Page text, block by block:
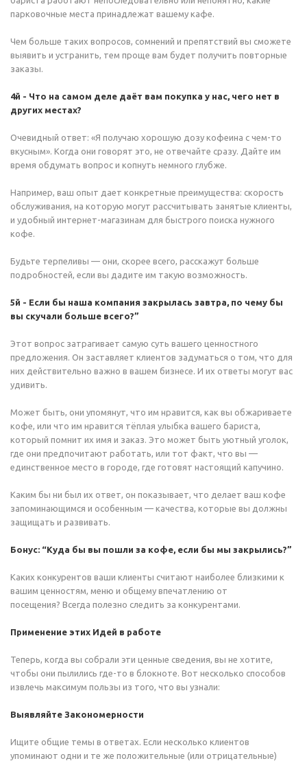
парковочные места принадлежат вашему кафе.
Чем больше таких вопросов, сомнений и препятствий вы сможете
выявить и устранить, тем проще вам будет получить повторные
заказы.
4й - Что на самом деле даёт вам покупка у нас, чего нет в
других местах?
Очевидный ответ: «Я получаю хорошую дозу кофеина с чем-то
вкусным». Когда они говорят это, не отвечайте сразу. Дайте им
время обдумать вопрос и копнуть немного глубже.
Например, ваш опыт дает конкретные преимущества: скорость
обслуживания, на которую могут рассчитывать занятые клиенты,
и удобный интернет-магазинам для быстрого поиска нужного
кофе.
Будьте терпеливы — они, скорее всего, расскажут больше
подробностей, если вы дадите им такую возможность.
5й - Если бы наша компания закрылась завтра, по чему бы
вы скучали больше всего?”
Этот вопрос затрагивает самую суть вашего ценностного
предложения. Он заставляет клиентов задуматься о том, что для
них действительно важно в вашем бизнесе. И их ответы могут вас
удивить.
Может быть, они упомянут, что им нравится, как вы обжариваете
кофе, или что им нравится тёплая улыбка вашего бариста,
который помнит их имя и заказ. Это может быть уютный уголок,
где они предпочитают работать, или тот факт, что вы —
единственное место в городе, где готовят настоящий капучино.
Каким бы ни был их ответ, он показывает, что делает ваш кофе
запоминающимся и особенным — качества, которые вы должны
защищать и развивать.
Бонус: “Куда бы вы пошли за кофе, если бы мы закрылись?”
Каких конкурентов ваши клиенты считают наиболее близкими к
вашим ценностям, меню и общему впечатлению от
посещения? Всегда полезно следить за конкурентами.
Применение этих Идей в работе
Теперь, когда вы собрали эти ценные сведения, вы не хотите,
чтобы они пылились где-то в блокноте. Вот несколько способов
извлечь максимум пользы из того, что вы узнали:
Выявляйте Закономерности
Ищите общие темы в ответах. Если несколько клиентов
упоминают одни и те же положительные (или отрицательные)